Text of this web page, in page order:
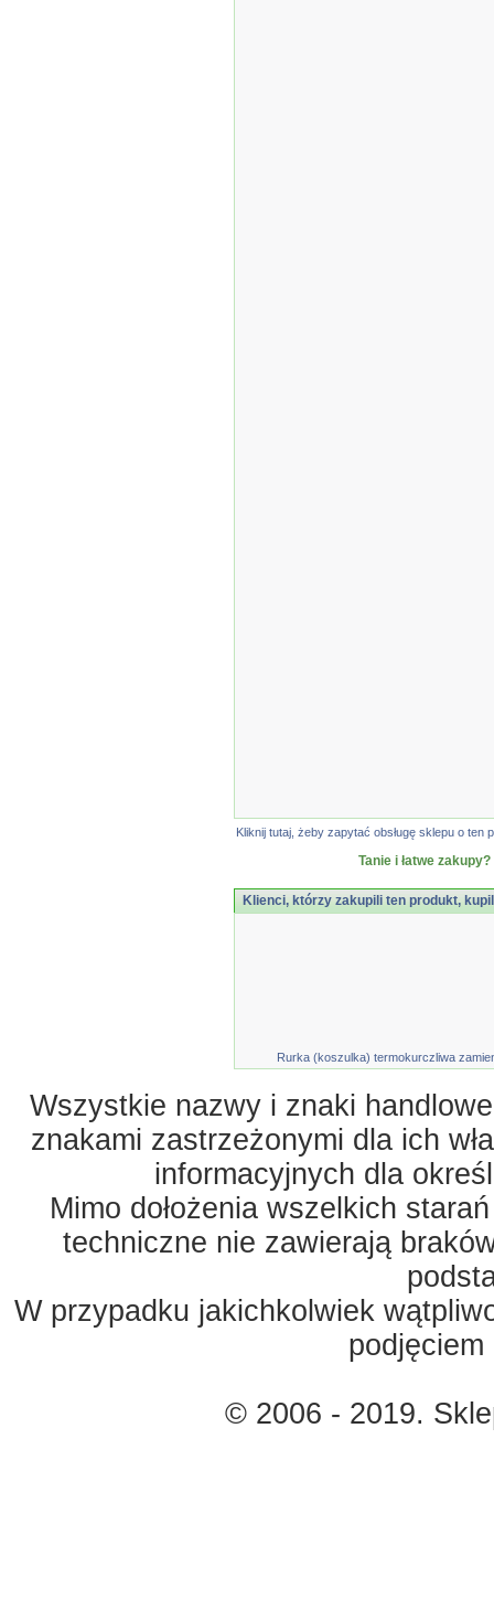
Kliknij tutaj, żeby zapytać obsługę sklepu o
Tanie i łatwe
Klienci, którzy zakupili ten produkt,
Rurka (koszulka) termokurczliwa
Wszystkie nazwy i znaki
znakami zastrzeżonymi dla ich
informacyjnych dla
Mimo dołożenia wszelkich
techniczne nie zawierają
W przypadku jakichkolwiek
© 2006 - 2019.